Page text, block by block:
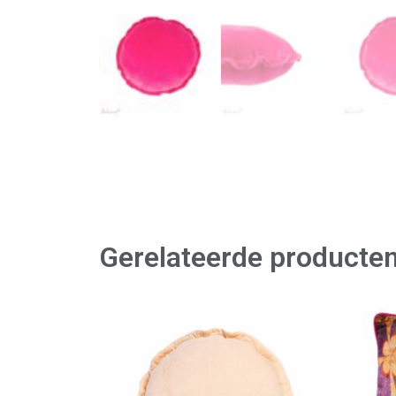
Gerelateerde